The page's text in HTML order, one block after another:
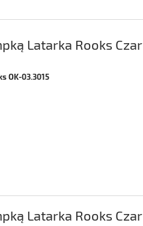
Latarka Rooks
OK-03.3015
Latarka Rooks